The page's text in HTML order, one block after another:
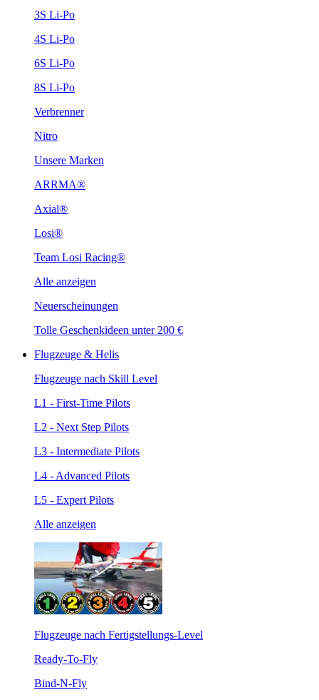
3S Li-Po
4S Li-Po
6S Li-Po
8S Li-Po
Verbrenner
Nitro
Unsere Marken
ARRMA®
Axial®
Losi®
Team Losi Racing®
Alle anzeigen
Neuerscheinungen
Tolle Geschenkideen unter 200 €
Flugzeuge & Helis
Flugzeuge nach Skill Level
L1 - First-Time Pilots
L2 - Next Step Pilots
L3 - Intermediate Pilots
L4 - Advanced Pilots
L5 - Expert Pilots
Alle anzeigen
Flugzeuge nach Fertigstellungs-Level
Ready-To-Fly
Bind-N-Fly